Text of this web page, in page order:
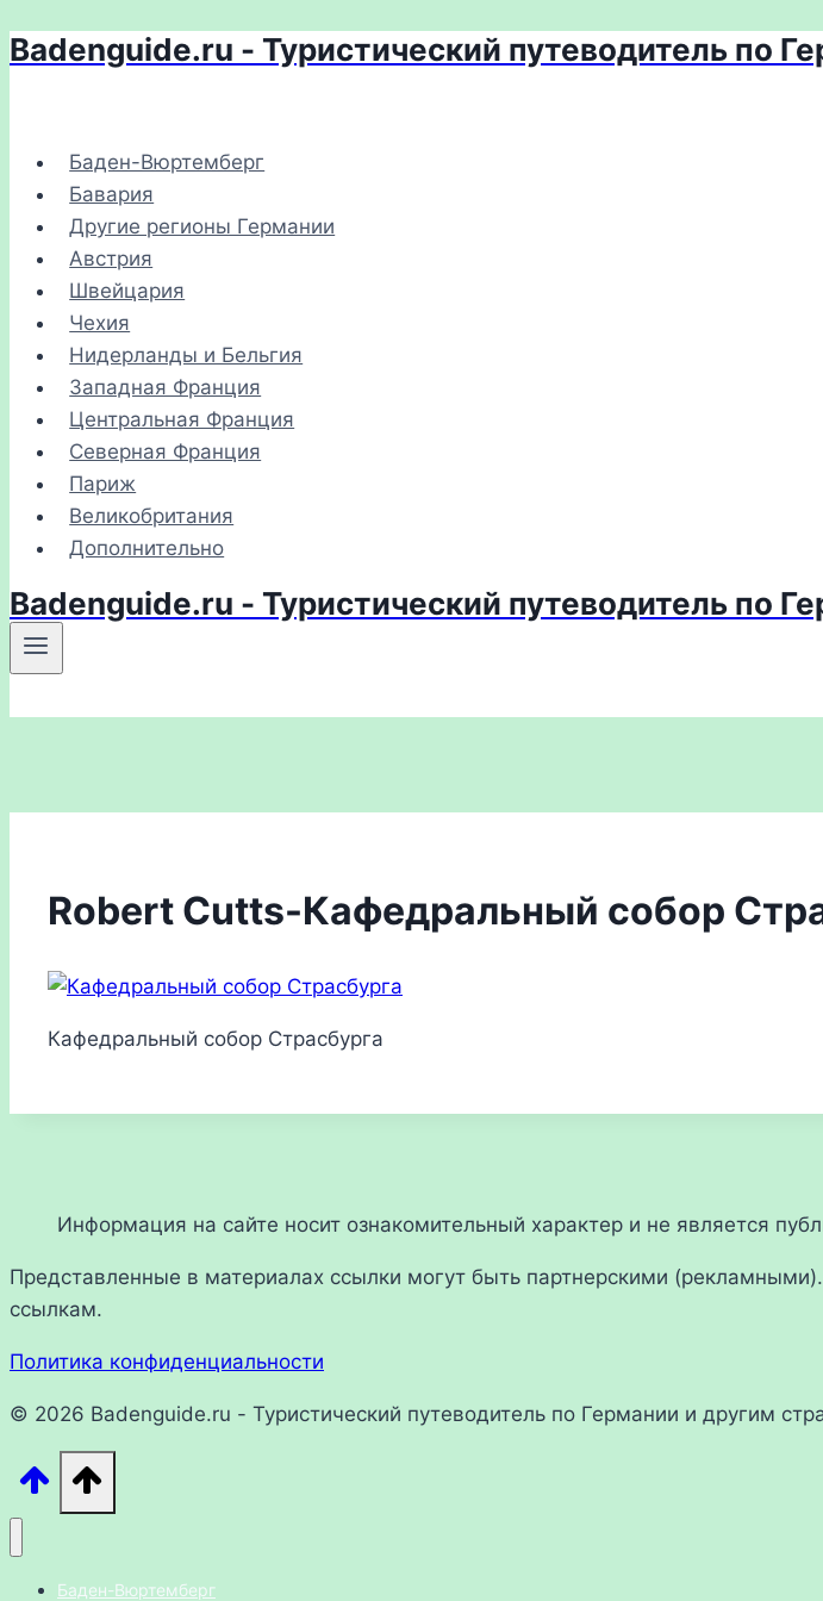
Перейти
Badenguide.ru - Туристический путеводитель по
Баден-Вюртемберг
Бавария
Другие регионы Германии
Австрия
Швейцария
Чехия
Нидерланды и Бельгия
Западная Франция
Центральная Франция
Северная Франция
Париж
Великобритания
Дополнительно
Badenguide.ru - Туристический путеводитель по
Robert Cutts-Кафедральный собор
Кафедральный собор Страсбурга
Информация на сайте носит ознакомительный характер и не является
Представленные в материалах ссылки могут быть партнерскими
ссылкам.
Политика конфиденциальности
© 2026 Badenguide.ru - Туристический путеводитель по Германии и другим
Баден-Вюртемберг